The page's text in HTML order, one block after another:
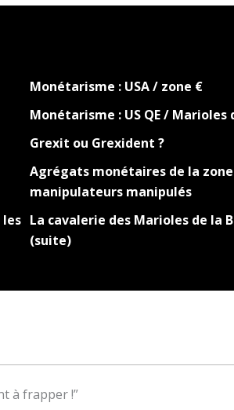
Monétarisme : USA / zone €
Monétarisme : US QE / Marioles
Grexit ou Grexident ?
Agrégats monétaires de la
manipulateurs manipulés
La cavalerie des Marioles de la
(suite)
à frapper !”